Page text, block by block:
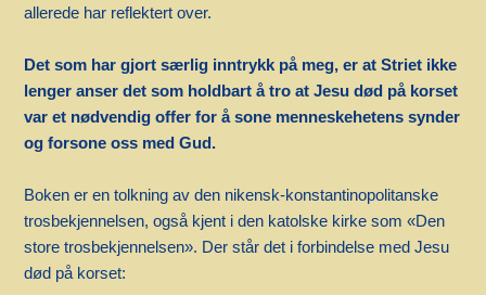
allerede har reflektert over.
Det som har gjort særlig inntrykk på meg, er at Striet ikke
lenger anser det som holdbart å tro at Jesu død på korset
var et nødvendig offer for å sone menneskehetens synder
og forsone oss med Gud.
Boken er en tolkning av den nikensk-konstantinopolitanske
trosbekjennelsen, også kjent i den katolske kirke som «Den
store trosbekjennelsen». Der står det i forbindelse med Jesu
død på korset: